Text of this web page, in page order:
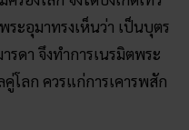
ะอุมาทรงเห็นว่า เป็นบุตร
รดา จึงทำการเนรมิตพระ
คู่โลก ควรแก่การเคารพสัก